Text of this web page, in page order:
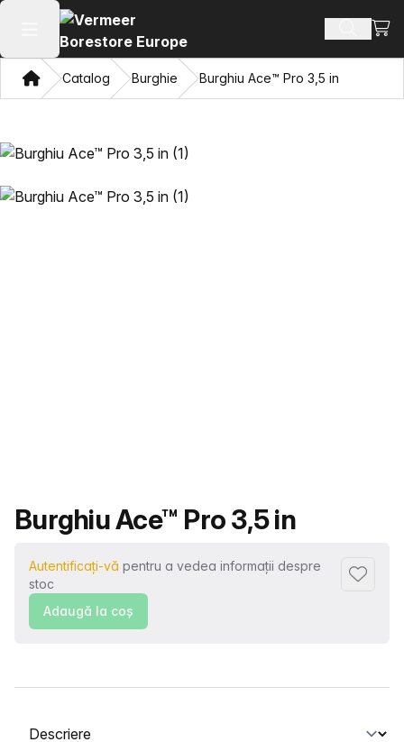
Deschide meniul principal Căutați
Domiciliu
Catalog Burghie Burghiu Ace™ Pro 3,5 in
Nume produs
Burghiu Ace™ Pro 3,5 in
Autentificați-vă pentru a vedea informații despre
stoc
Adaugă la coş
Selectați o filă